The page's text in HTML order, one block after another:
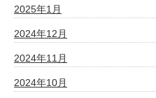
2025年1月
2024年12月
2024年11月
2024年10月